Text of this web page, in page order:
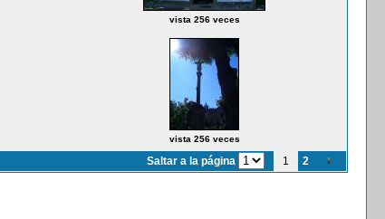
vista 256 veces
vista 256 veces
Saltar a la página 1 2